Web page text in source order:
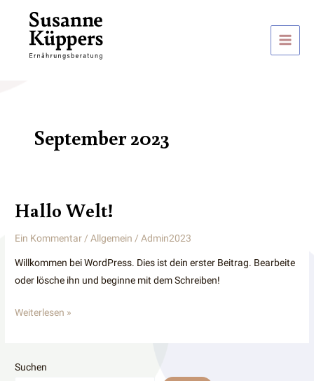
springen
Main
September 2023
Hallo Welt!
Ein Kommentar /Allgemein /Admin2023
Willkommen bei WordPress. Dies ist dein erster Beitrag. Bearbeite
oder lösche ihn und beginne mit dem Schreiben!
Hallo
Weiterlesen »
Suchen